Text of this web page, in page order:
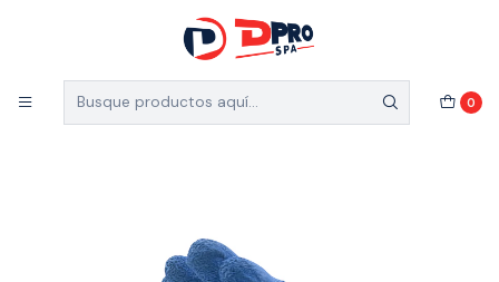
0
5% de descuento en el total de tu compra (Válido
para nuevos clientes)
Inicio Marcas
GUANTE ACTIVEX MULTIGRIP ALGODON/LATEX GRIS/AZUL